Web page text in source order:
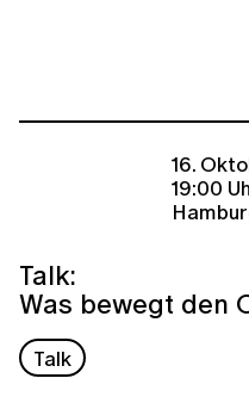
16.
19:00
Talk:
Was bewegt den
Talk